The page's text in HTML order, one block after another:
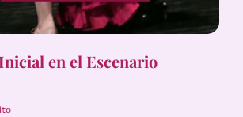
en el Escenario